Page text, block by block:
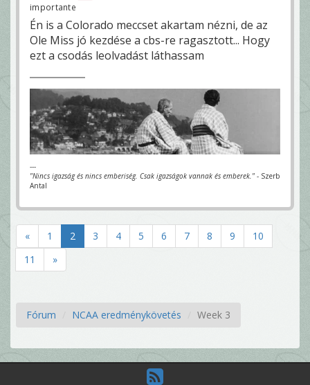
importante
Én is a Colorado meccset akartam nézni, de az
Ole Miss jó kezdése a cbs-re ragasztott... Hogy
ezt a csodás leolvadást láthassam
---
"Nincs igazság és nincs emberiség. Csak igazságok vannak és emberek." - Szerb
Antal
« 1 2 3 4 5 6 7 8 9
10
11
»
Fórum NCAA eredménykövetés Week 3